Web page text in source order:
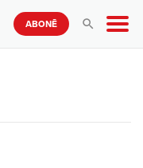
ABONĒ